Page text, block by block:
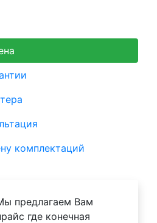
комплектаций
предлагаем Вам
где конечная